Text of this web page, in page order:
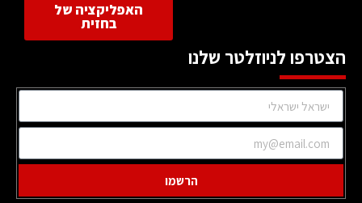
האפליקציה של
בחזית
הצטרפו לניוזלטר שלנו
הרשמו